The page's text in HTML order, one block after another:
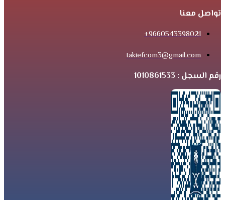
تواصل معنا
9660543398021+
takiefcom3@gmail.com
رقم السجل : 1010861533